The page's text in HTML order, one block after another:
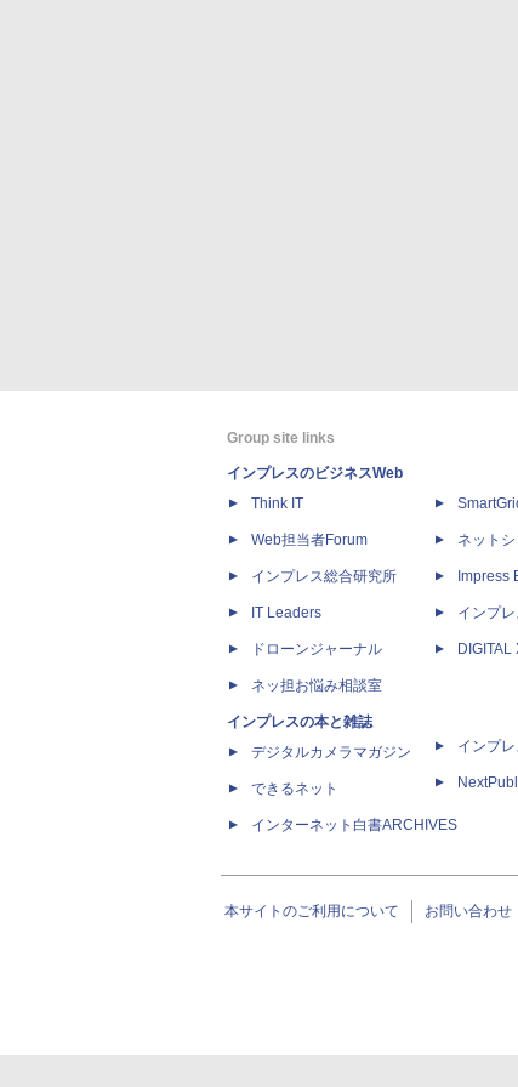
Group site links
インプレスのビジネスWeb
Think IT
Web担当者Forum
インプレス総合研究所
IT Leaders
ドローンジャーナル
ネッ担お悩み相談室
インプレスの本と雑誌
デジタルカメラマガジン
できるネット
インターネット白書ARCHIVES
ネット
Impress
インプ
DIGITAL
インプ
本サイトのご利用について お問い合わせ